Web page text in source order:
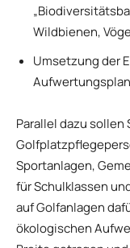
Wildbienen,
Umsetzung der
Parallel dazu sollen
Sportanlagen,
für Schulklassen
auf Golfanlagen
ökologischen